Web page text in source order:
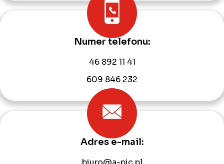
Numer telefonu:
46 892 11 41
609 846 232
Adres e-mail: